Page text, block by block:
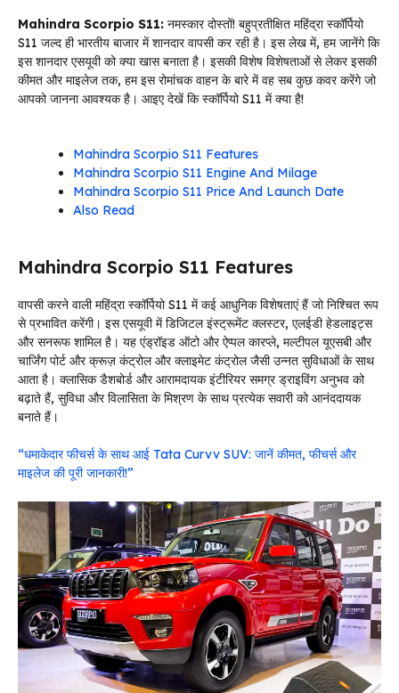
Mahindra Scorpio S11: नमस्कार दोस्तों! बहुप्रतीक्षित महिंद्रा स्कॉर्पियो
S11 जल्द ही भारतीय बाजार में शानदार वापसी कर रही है। इस लेख में, हम जानेंगे कि
इस शानदार एसयूवी को क्या खास बनाता है। इसकी विशेष विशेषताओं से लेकर इसकी
कीमत और माइलेज तक, हम इस रोमांचक वाहन के बारे में वह सब कुछ कवर करेंगे जो
आपको जानना आवश्यक है। आइए देखें कि स्कॉर्पियो S11 में क्या है!
Mahindra Scorpio S11 Features
Mahindra Scorpio S11 Engine And Milage
Mahindra Scorpio S11 Price And Launch Date
Also Read
Mahindra Scorpio S11 Features
वापसी करने वाली महिंद्रा स्कॉर्पियो S11 में कई आधुनिक विशेषताएं हैं जो निश्चित रूप
से प्रभावित करेंगी। इस एसयूवी में डिजिटल इंस्ट्रूमेंट क्लस्टर, एलईडी हेडलाइट्स
और सनरूफ शामिल है। यह एंड्रॉइड ऑटो और ऐप्पल कारप्ले, मल्टीपल यूएसबी और
चार्जिंग पोर्ट और क्रूज़ कंट्रोल और क्लाइमेट कंट्रोल जैसी उन्नत सुविधाओं के साथ
आता है। क्लासिक डैशबोर्ड और आरामदायक इंटीरियर समग्र ड्राइविंग अनुभव को
बढ़ाते हैं, सुविधा और विलासिता के मिश्रण के साथ प्रत्येक सवारी को आनंददायक
बनाते हैं।
“धमाकेदार फीचर्स के साथ आई Tata Curvv SUV: जानें कीमत, फीचर्स और
माइलेज की पूरी जानकारी!”